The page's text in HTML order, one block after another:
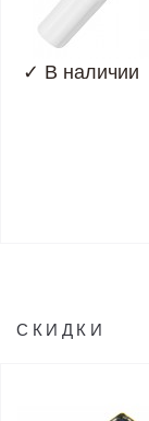
✓ В наличии
СКИДКИ